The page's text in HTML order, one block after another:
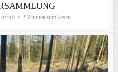
2 Minuten zum Lesen